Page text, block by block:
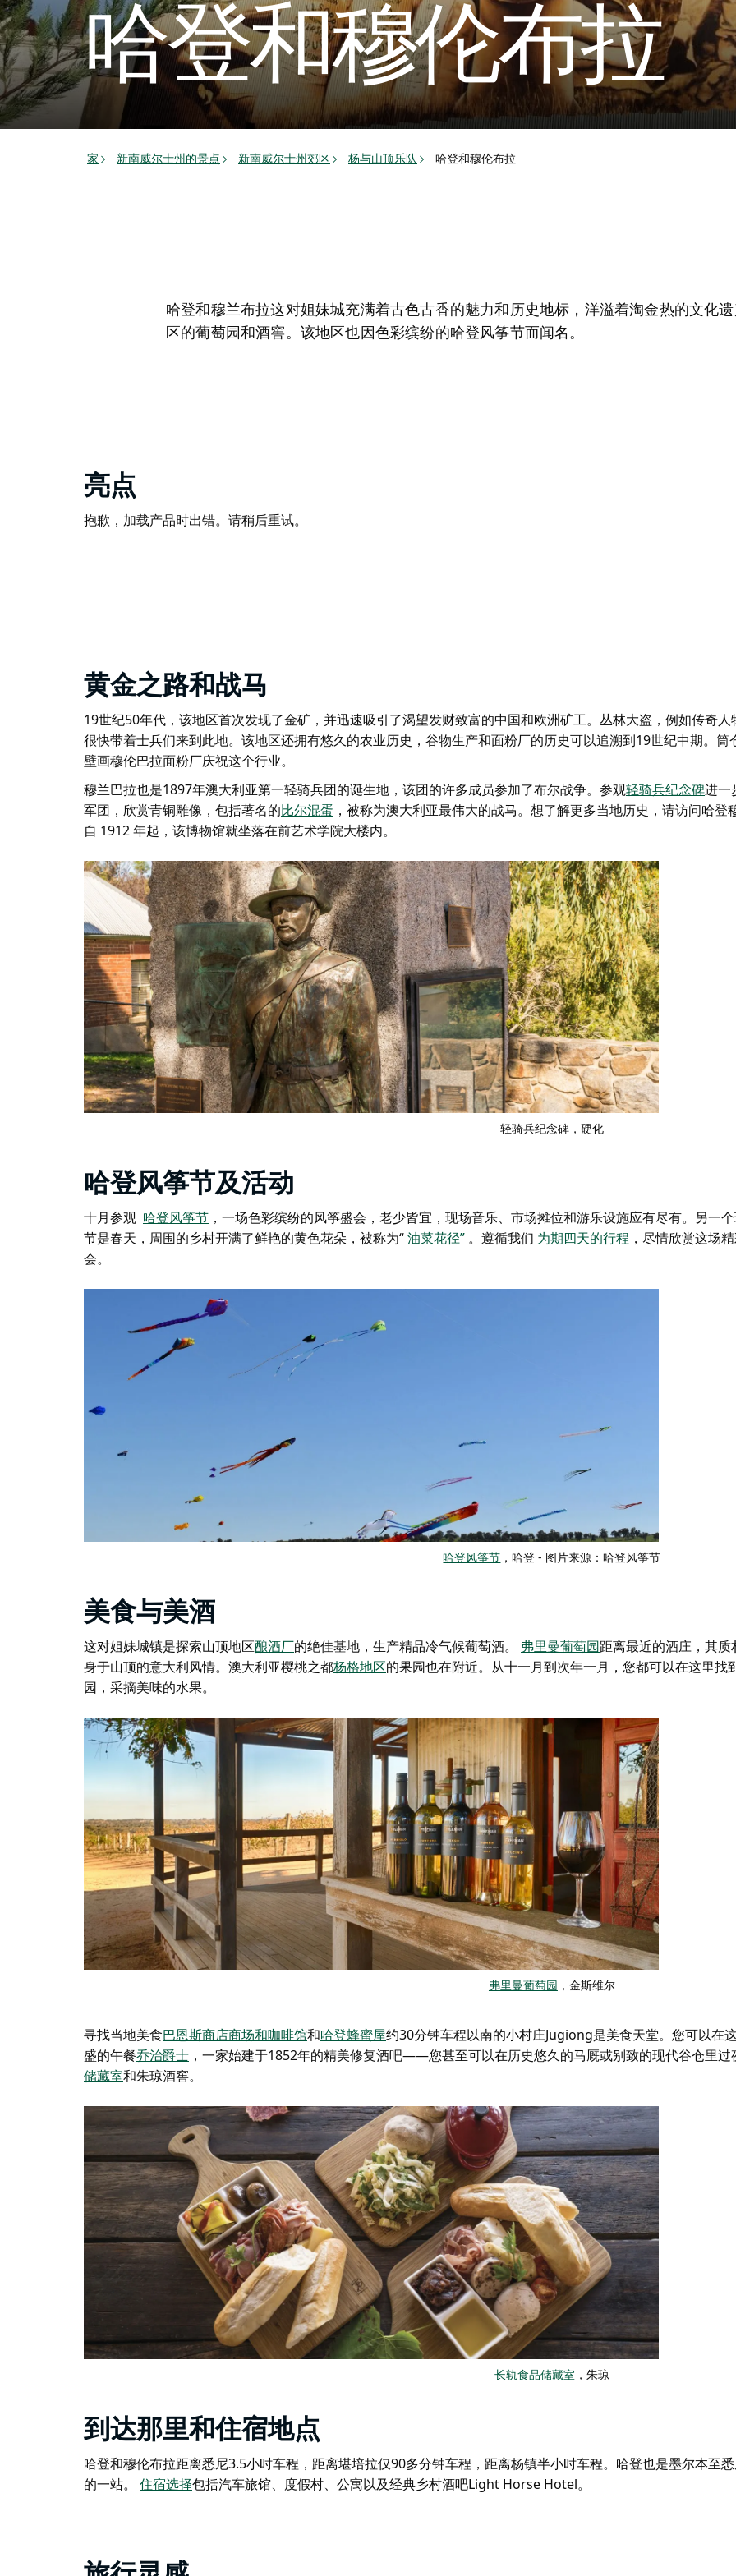
哈登和穆伦布拉
家 新南威尔士州的景点 新南威尔士州郊区 杨与山顶乐队 哈登和穆伦布拉
哈登和穆兰布拉这对姐妹城充满着古色古香的魅力和历史地标，洋溢着淘金热的文化
区的葡萄园和酒窖。该地区也因色彩缤纷的哈登风筝节而闻名。
亮点
抱歉，加载产品时出错。请稍后重试。
黄金之路和战马
19世纪50年代，该地区首次发现了金矿，并迅速吸引了渴望发财致富的中国和欧洲矿工。丛林大盗，例如传奇人
很快带着士兵们来到此地。该地区还拥有悠久的农业历史，谷物生产和面粉厂的历史可以追溯到19世纪中期。筒
壁画穆伦巴拉面粉厂庆祝这个行业。
穆兰巴拉也是1897年澳大利亚第一轻骑兵团的诞生地，该团的许多成员参加了布尔战争。参观轻骑兵纪念碑进一
军团，欣赏青铜雕像，包括著名的比尔混蛋 ，被称为澳大利亚最伟大的战马。想了解更多当地历史，请访问哈登
自 1912 年起，该博物馆就坐落在前艺术学院大楼内。
轻骑兵纪念碑，硬化
哈登风筝节及活动
十月参观 哈登风筝节 ，一场色彩缤纷的风筝盛会，老少皆宜，现场音乐、市场摊位和游乐设施应有尽有。另一
节是春天，周围的乡村开满了鲜艳的黄色花朵，被称为“油菜花径” 。遵循我们 为期四天的行程 ，尽情欣赏这场
会。
哈登风筝节 ，哈登 - 图片来源：哈登风筝节
美食与美酒
这对姐妹城镇是探索山顶地区酿酒厂的绝佳基地，生产精品冷气候葡萄酒。 弗里曼葡萄园距离最近的酒庄，其
身于山顶的意大利风情。 澳大利亚樱桃之都杨格地区的果园也在附近。从十一月到次年一月，您都可以在这里找
园，采摘美味的水果。
弗里曼葡萄园 ，金斯维尔
寻找当地美食巴恩斯商店商场和咖啡馆和哈登蜂蜜屋约30分钟车程以南的小村庄Jugiong是美食天堂。您可以在
盛的午餐乔治爵士 ，一家始建于1852年的精美修复酒吧——您甚至可以在历史悠久的马厩或别致的现代谷仓里过
储藏室和朱琼酒窖。
长轨食品储藏室 ，朱琼
到达那里和住宿地点
哈登和穆伦布拉距离悉尼3.5小时车程，距离堪培拉仅90多分钟车程，距离杨镇半小时车程。哈登也是墨尔本至
的一站。
住宿选择包括汽车旅馆、度假村、公寓以及经典乡村酒吧Light Horse Hotel。